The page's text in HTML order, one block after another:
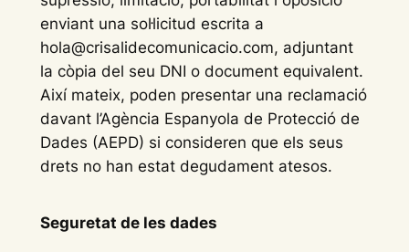
enviant una sol·licitud escrita a
hola@crisalidecomunicacio.com, adjuntant
la còpia del seu DNI o document equivalent.
Així mateix, poden presentar una reclamació
davant l’Agència Espanyola de Protecció de
Dades (AEPD) si consideren que els seus
drets no han estat degudament atesos.
Seguretat de les dades